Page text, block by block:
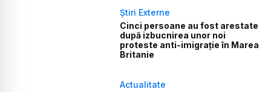
Știri Externe
Cinci persoane au fost arestate
după izbucnirea unor noi
proteste anti-imigrație în Marea
Britanie
Actualitate